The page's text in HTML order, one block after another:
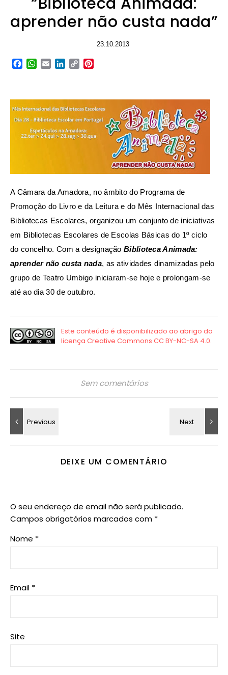
aprender não custa nada”
23.10.2013
Facebook
WhatsApp
EmailLinkedIn
Copy
A Câmara da Amadora, no âmbito do Programa de
Promoção do Livro e da Leitura e do Mês Internacional das
Bibliotecas Escolares, organizou um conjunto de iniciativas
em Bibliotecas Escolares de Escolas Básicas do 1º ciclo
do concelho. Com a designaçãoBiblioteca Animada:
aprender não custa nada, as atividades dinamizadas pelo
grupo de Teatro Umbigo iniciaram-se hoje e prolongam-se
até ao dia 30 de outubro.
Sem comentários
DEIXE UM COMENTÁRIO
O seu endereço de email não será publicado.
Campos obrigatórios marcados com *
Nome *
Email *
Site